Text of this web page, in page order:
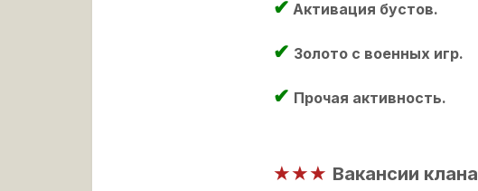
✔ Активация бустов.
✔ Золото с военных игр.
✔ Прочая активность.
★★★ Вакансии клана